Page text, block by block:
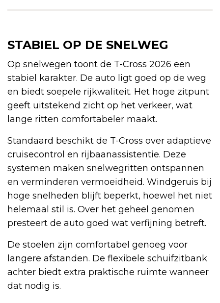
STABIEL OP DE SNELWEG
Op snelwegen toont de T-Cross 2026 een
stabiel karakter. De auto ligt goed op de weg
en biedt soepele rijkwaliteit. Het hoge zitpunt
geeft uitstekend zicht op het verkeer, wat
lange ritten comfortabeler maakt.
Standaard beschikt de T-Cross over adaptieve
cruisecontrol en rijbaanassistentie. Deze
systemen maken snelwegritten ontspannen
en verminderen vermoeidheid. Windgeruis bij
hoge snelheden blijft beperkt, hoewel het niet
helemaal stil is. Over het geheel genomen
presteert de auto goed wat verfijning betreft.
De stoelen zijn comfortabel genoeg voor
langere afstanden. De flexibele schuifzitbank
achter biedt extra praktische ruimte wanneer
dat nodig is.